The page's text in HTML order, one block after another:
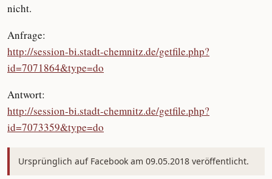
nicht.
Anfrage:
http://session-bi.stadt-chemnitz.de/getfile.php?
id=7071864&type=do
Antwort:
http://session-bi.stadt-chemnitz.de/getfile.php?
id=7073359&type=do
Ursprünglich auf Facebook am 09.05.2018 veröffentlicht.